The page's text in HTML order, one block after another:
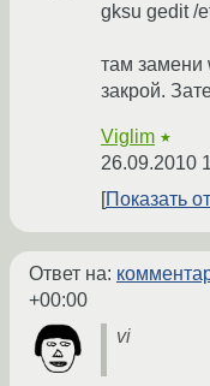
gksu gedit /
там замени
закрой.
Viglim ★
26.09.2010
Показать
Ответ на:
+00:00
vi